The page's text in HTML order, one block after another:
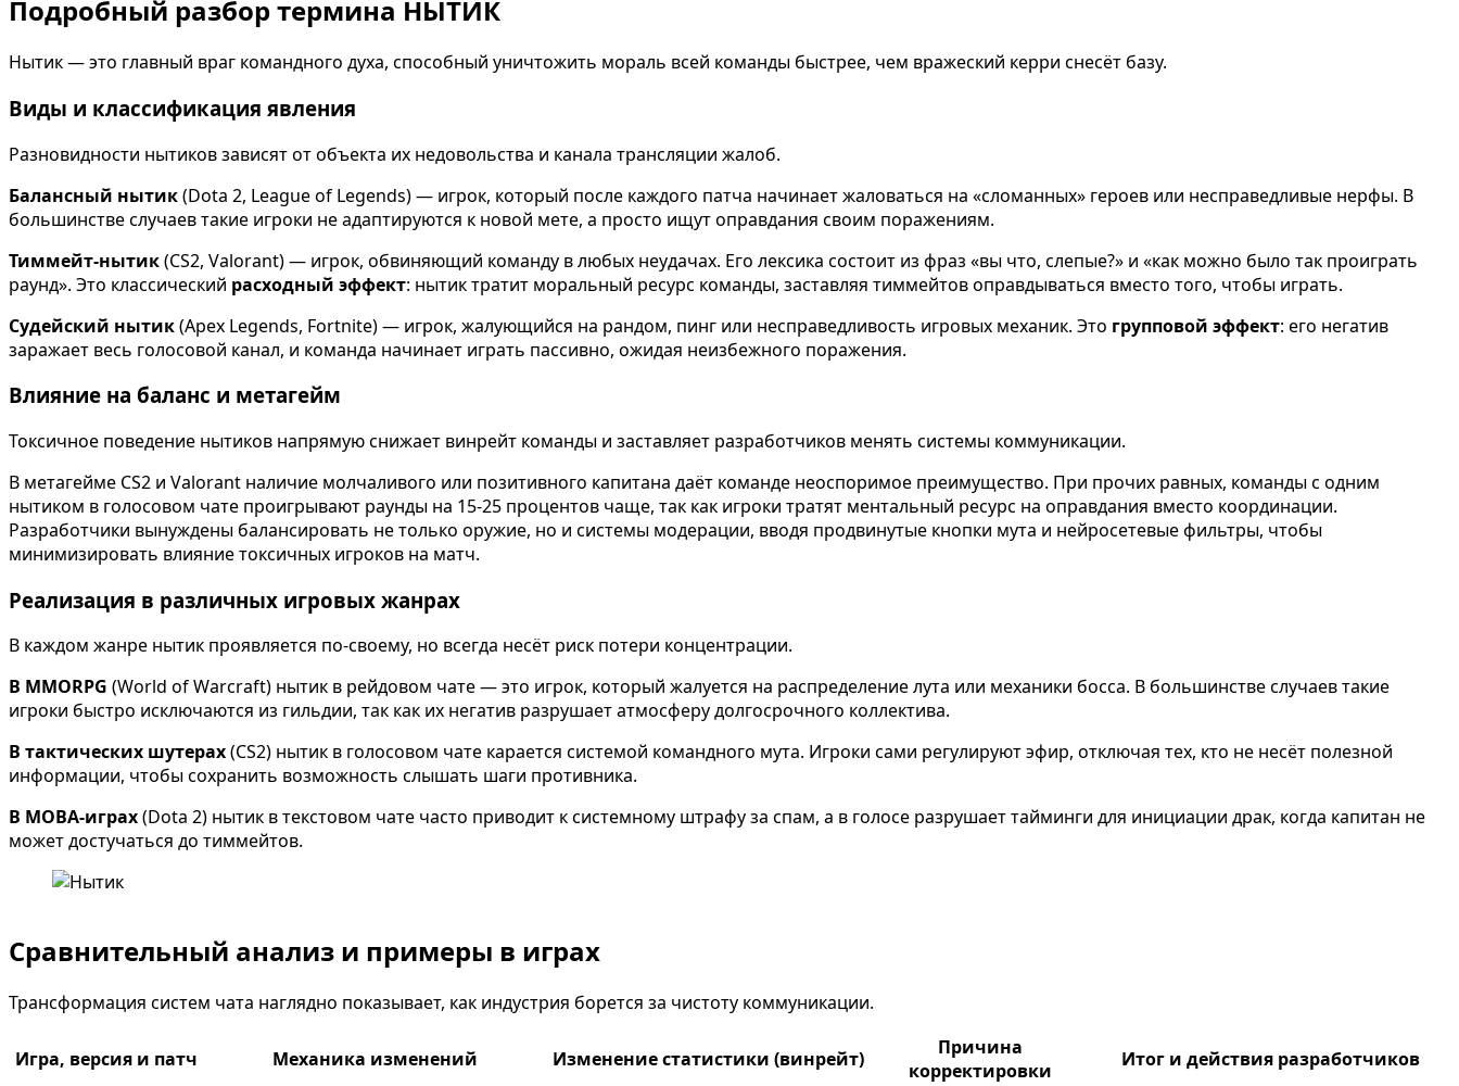
Подробный разбор термина НЫТИК
Нытик — это главный враг командного духа, способный уничтожить мораль всей команды быстрее, чем вражеский керри снесёт базу.
Виды и классификация явления
Разновидности нытиков зависят от объекта их недовольства и канала трансляции жалоб.
Балансный нытик(Dota 2, League of Legends) — игрок, который после каждого патча начинает жаловаться на «сломанных» героев или несправедливые нерфы. В
большинстве случаев такие игроки не адаптируются к новой мете, а просто ищут оправдания своим поражениям.
Тиммейт-нытик(CS2, Valorant) — игрок, обвиняющий команду в любых неудачах. Его лексика состоит из фраз «вы что, слепые?» и «как можно было так проиграть
раунд». Это классический расходный эффект: нытик тратит моральный ресурс команды, заставляя тиммейтов оправдываться вместо того, чтобы играть.
Судейский нытик(Apex Legends, Fortnite) — игрок, жалующийся на рандом, пинг или несправедливость игровых механик. Это групповой эффект: его негатив
заражает весь голосовой канал, и команда начинает играть пассивно, ожидая неизбежного поражения.
Влияние на баланс и метагейм
Токсичное поведение нытиков напрямую снижает винрейт команды и заставляет разработчиков менять системы коммуникации.
В метагейме CS2 и Valorant наличие молчаливого или позитивного капитана даёт команде неоспоримое преимущество. При прочих равных, команды с одним
нытиком в голосовом чате проигрывают раунды на 15-25 процентов чаще, так как игроки тратят ментальный ресурс на оправдания вместо координации.
Разработчики вынуждены балансировать не только оружие, но и системы модерации, вводя продвинутые кнопки мута и нейросетевые фильтры, чтобы
минимизировать влияние токсичных игроков на матч.
Реализация в различных игровых жанрах
В каждом жанре нытик проявляется по-своему, но всегда несёт риск потери концентрации.
В MMORPG (World of Warcraft) нытик в рейдовом чате — это игрок, который жалуется на распределение лута или механики босса. В большинстве случаев такие
игроки быстро исключаются из гильдии, так как их негатив разрушает атмосферу долгосрочного коллектива.
В тактических шутерах(CS2) нытик в голосовом чате карается системой командного мута. Игроки сами регулируют эфир, отключая тех, кто не несёт полезной
информации, чтобы сохранить возможность слышать шаги противника.
В MOBA-играх(Dota 2) нытик в текстовом чате часто приводит к системному штрафу за спам, а в голосе разрушает тайминги для инициации драк, когда капитан не
может достучаться до тиммейтов.
Сравнительный анализ и примеры в играх
Трансформация систем чата наглядно показывает, как индустрия борется за чистоту коммуникации.
Игра, версия и патч Механика изменений Изменение статистики (винрейт)
Причина
корректировки
Итог и действия разработчиков